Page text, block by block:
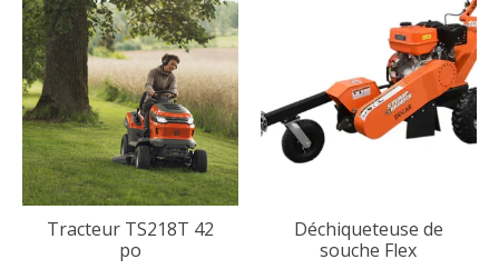
Tracteur TS218T 42
po
Déchiqueteuse de
souche Flex